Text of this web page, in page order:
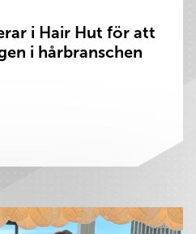
i Hair Hut för att
i hårbranschen